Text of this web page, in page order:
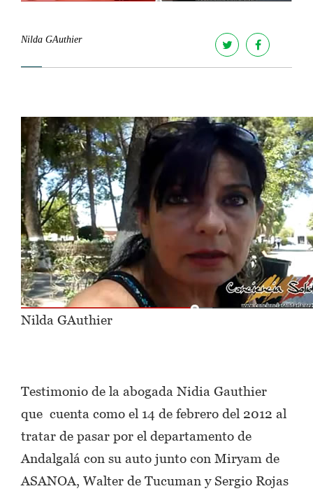
Nilda GAuthier
Nilda GAuthier
Testimonio de la abogada Nidia Gauthier
que cuenta como el 14 de febrero del 2012 al
tratar de pasar por el departamento de
Andalgalá con su auto junto con Miryam de
ASANOA, Walter de Tucuman y Sergio Rojas